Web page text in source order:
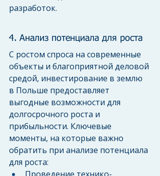
разработок.
4. Анализ потенциала для роста
С ростом спроса на современные
объекты и благоприятной деловой
средой, инвестирование в землю
в Польше предоставляет
выгодные возможности для
долгосрочного роста и
прибыльности. Ключевые
моменты, на которые важно
обратить при анализе потенциала
для роста: